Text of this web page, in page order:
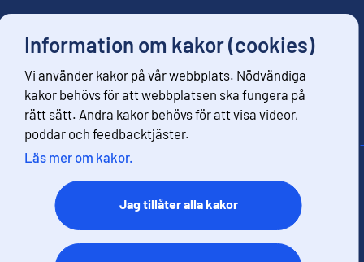
Information om kakor (cookies)
Vi använder kakor på vår webbplats. Nödvändiga
kakor behövs för att webbplatsen ska fungera på
rätt sätt. Andra kakor behövs för att visa videor,
poddar och feedbacktjäster.
Läs mer om kakor.
Jag tillåter alla kakor
Följ oss
Beställ nyhetsbrev
Respons
Användarvillkor
Dataskydd
Tillgänglihet